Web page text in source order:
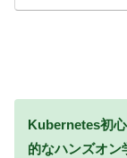
Kubernetes初
的なハンズオ